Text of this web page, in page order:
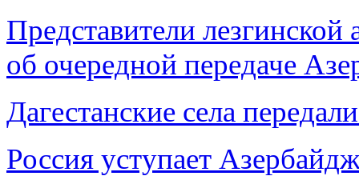
Представители
об очередной передаче
Дагестанские села
Россия уступает